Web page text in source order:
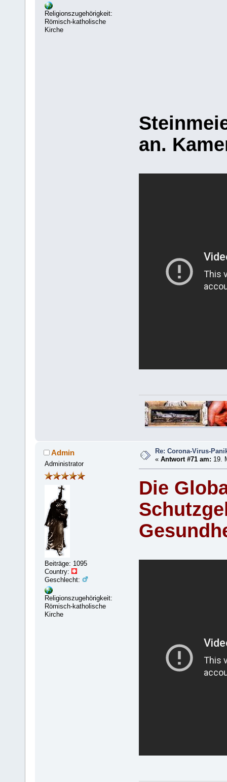
Religionszugehörigkeit:
Römisch-katholische
Kirche
an.
Admin
Administrator
Beiträge: 1095
Country:
Geschlecht:
Religionszugehörigkeit:
Römisch-katholische
Kirche
Re: Corona-Virus-
«Antwort #71 am: 19.
Die